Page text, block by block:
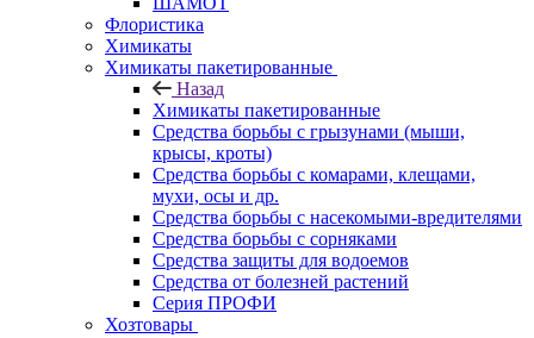
Флористика
Химикаты
Химикаты пакетированные
Назад
Химикаты пакетированные
Средства борьбы с грызунами (мыши,
крысы, кроты)
Средства борьбы с комарами, клещами,
мухи, осы и др.
Средства борьбы с насекомыми-вредителями
Средства борьбы с сорняками
Средства защиты для водоемов
Средства от болезней растений
Серия ПРОФИ
Хозтовары